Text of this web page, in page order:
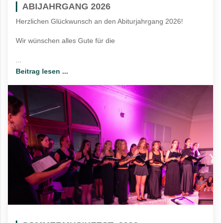
ABIJAHRGANG 2026
Herzlichen Glückwunsch an den Abiturjahrgang 2026!
Wir wünschen alles Gute für die
Beitrag lesen ...